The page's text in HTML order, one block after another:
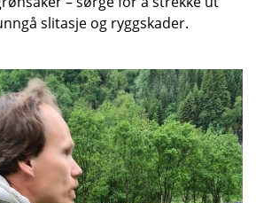
slitasje og ryggskader.